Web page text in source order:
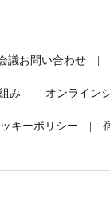
議お問い合わせ
み オンライン
キーポリシー